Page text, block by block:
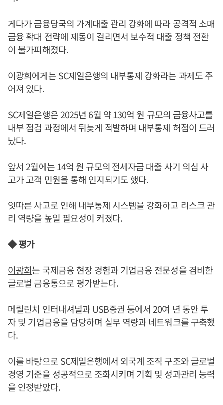
게다가 금융당국의 가계대출 관리 강화에 따라 공격적 소매
금융 확대 전략에 제동이 걸리면서 보수적 대출 정책 전환
이 불가피해졌다.
이광희에게는 SC제일은행의 내부통제 강화라는 과제도 주
어져 있다.
SC제일은행은 2025년 6월 약 130억 원 규모의 금융사고를
내부 점검 과정에서 뒤늦게 적발하며 내부통제 허점이 드러
났다.
앞서 2월에는 14억 원 규모의 전세자금 대출 사기 의심 사
고가 고객 민원을 통해 인지되기도 했다.
잇따른 사고로 인해 내부통제 시스템을 강화하고 리스크 관
리 역량을 높일 필요성이 커졌다.
◆ 평가
이광희는 국제금융 현장 경험과 기업금융 전문성을 겸비한
글로벌 금융통으로 평가받는다.
메릴린치 인터내셔널과 USB증권 등에서 20여 년 동안 투
자 및 기업금융을 담당하며 실무 역량과 네트워크를 구축했
다.
이를 바탕으로 SC제일은행에서 외국계 조직 구조와 글로벌
경영 기준을 성공적으로 조화시키며 기획 및 성과관리 능력
을 인정받았다.